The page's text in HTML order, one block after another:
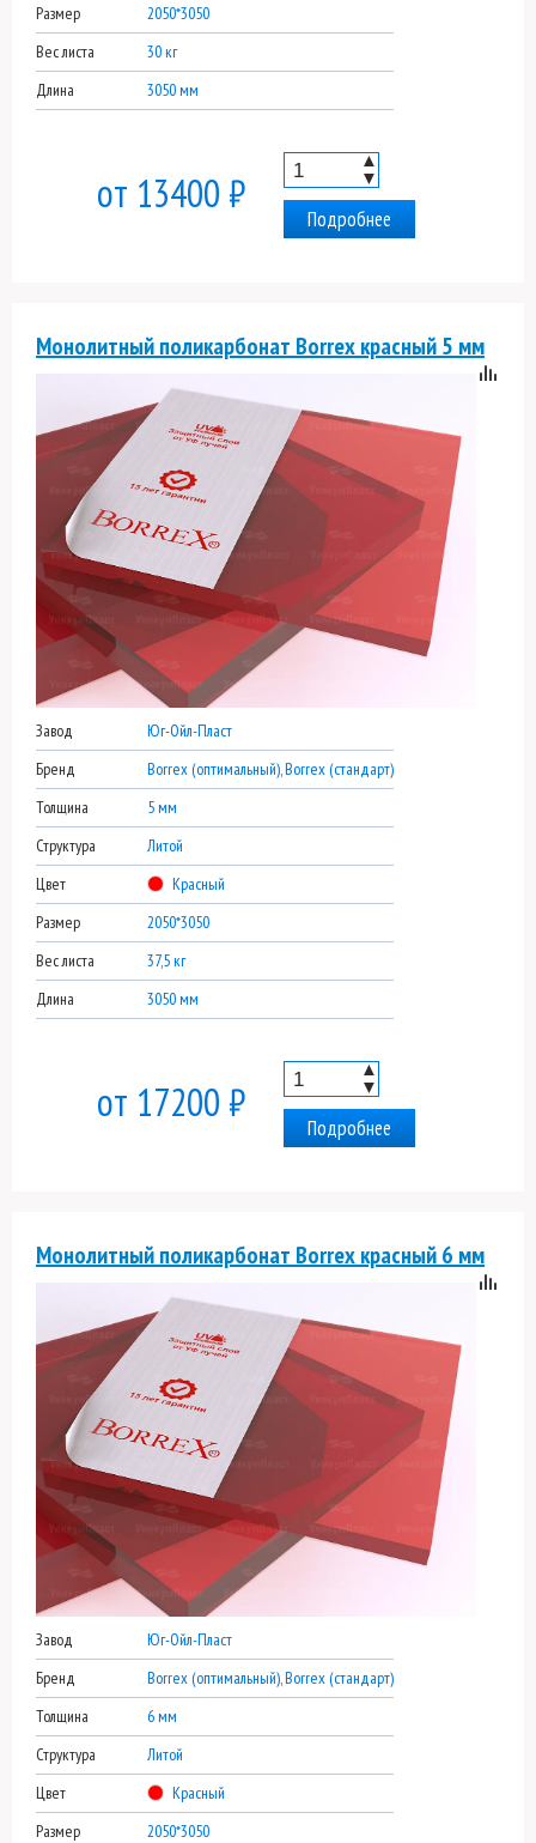
Размер
2050*3050
Вес листа
30 кг
Длина
3050 мм
от 13400 ₽
▲
▼
Подробнее
Монолитный поликарбонат Borrex красный 5 мм
Завод
Юг-Ойл-Пласт
Бренд
Borrex (оптимальный), Borrex (стандарт)
Толщина
5 мм
Структура
Литой
Цвет
Красный
Размер
2050*3050
Вес листа
37,5 кг
Длина
3050 мм
от 17200 ₽
▲
▼
Подробнее
Монолитный поликарбонат Borrex красный 6 мм
Завод
Юг-Ойл-Пласт
Бренд
Borrex (оптимальный), Borrex (стандарт)
Толщина
6 мм
Структура
Литой
Цвет
Красный
Размер
2050*3050